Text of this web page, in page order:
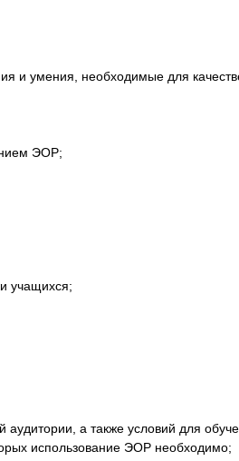
и умения, необходимые для
ЭОР;
учащихся;
а также условий для
использование ЭОР необходимо;